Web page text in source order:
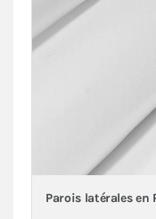
Parois latérales en